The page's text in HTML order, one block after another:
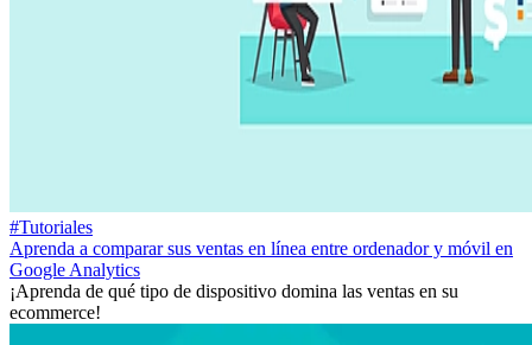
#Tutoriales
Aprenda a comparar sus ventas en línea entre ordenador y móvil en
Google Analytics
¡Aprenda de qué tipo de dispositivo domina las ventas en su
ecommerce!